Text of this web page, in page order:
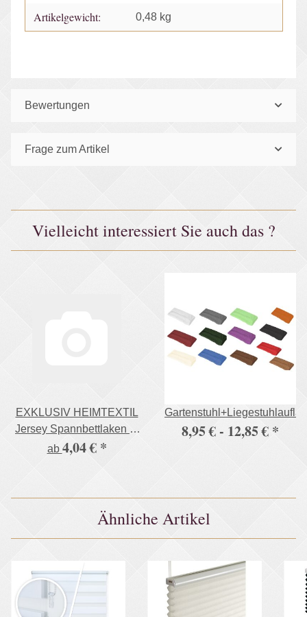
Artikelgewicht: 0,48 kg
Bewertungen
Frage zum Artikel
Vielleicht interessiert Sie auch das ?
EXKLUSIV HEIMTEXTIL
Jersey Spannbettlaken in
vielen Farben 100%
ab 4,04 € *
8,95 € - 12,85 € *
Ähnliche Artikel